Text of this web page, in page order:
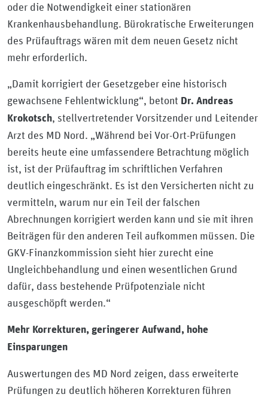
oder die Notwendigkeit einer stationären
Krankenhausbehandlung. Bürokratische Erweiterungen
des Prüfauftrags wären mit dem neuen Gesetz nicht
mehr erforderlich.
„Damit korrigiert der Gesetzgeber eine historisch
gewachsene Fehlentwicklung“, betont Dr. Andreas
Krokotsch, stellvertretender Vorsitzender und Leitender
Arzt des MD Nord. „Während bei Vor-Ort-Prüfungen
bereits heute eine umfassendere Betrachtung möglich
ist, ist der Prüfauftrag im schriftlichen Verfahren
deutlich eingeschränkt. Es ist den Versicherten nicht zu
vermitteln, warum nur ein Teil der falschen
Abrechnungen korrigiert werden kann und sie mit ihren
Beiträgen für den anderen Teil aufkommen müssen. Die
GKV-Finanzkommission sieht hier zurecht eine
Ungleichbehandlung und einen wesentlichen Grund
dafür, dass bestehende Prüfpotenziale nicht
ausgeschöpft werden.“
Mehr Korrekturen, geringerer Aufwand, hohe
Einsparungen
Auswertungen des MD Nord zeigen, dass erweiterte
Prüfungen zu deutlich höheren Korrekturen führen